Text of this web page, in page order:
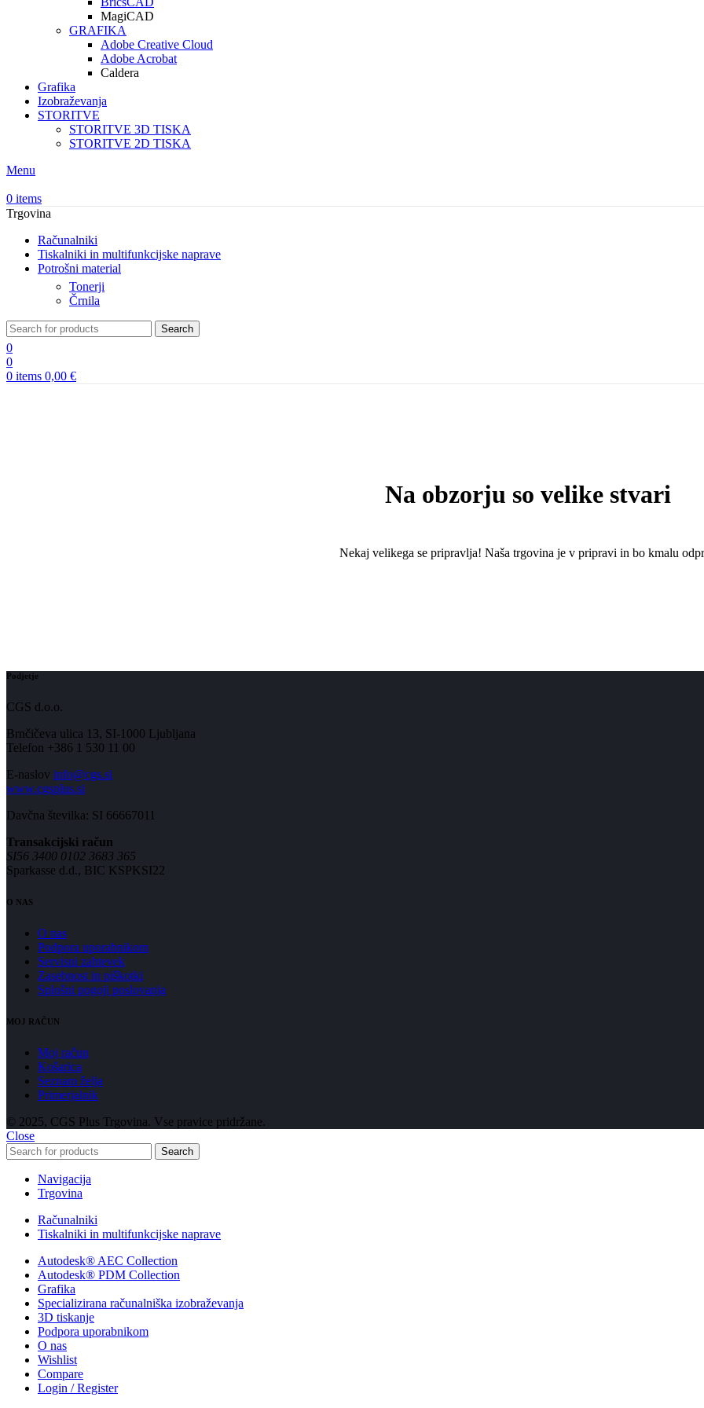
MagiCAD
GRAFIKA
Adobe Creative Cloud
Adobe Acrobat
Caldera
Grafika
Izobraževanja
STORITVE
STORITVE 3D TISKA
STORITVE 2D TISKA
Menu
0 items
Trgovina
Računalniki
Tiskalniki in multifunkcijske naprave
Potrošni material
Tonerji
Črnila
Search
0
0
0 items 0,00 €
Na obzorju so velike stvari
Nekaj ​​velikega se pripravlja! Naša trgovina je v pripravi in ​​bo kmalu
Podjetje
CGS d.o.o.
Brnčičeva ulica 13, SI-1000 Ljubljana
Telefon +386 1 530 11 00
E-naslov info@cgs.si
www.cgsplus.si
Davčna številka: SI 66667011
Transakcijski račun
SI56 3400 0102 3683 365
Sparkasse d.d., BIC KSPKSI22
O NAS
O nas
Podpora uporabnikom
Servisni zahtevek
Zasebnost in piškotki
Splošni pogoji poslovanja
MOJ RAČUN
Moj račun
Košarica
Seznam želja
Primerjalnik
© 2025, CGS Plus Trgovina. Vse pravice pridržane.
Close
Search
Navigacija
Trgovina
Računalniki
Tiskalniki in multifunkcijske naprave
Autodesk® AEC Collection
Autodesk® PDM Collection
Grafika
Specializirana računalniška izobraževanja
3D tiskanje
Podpora uporabnikom
O nas
Wishlist
Compare
Login / Register